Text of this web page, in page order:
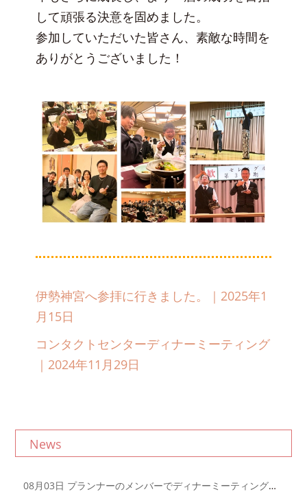
して頑張る決意を固めました。
参加していただいた皆さん、素敵な時間を
ありがとうございました！
伊勢神宮へ参拝に行きました。｜2025年1
月15日
コンタクトセンターディナーミーティング
｜2024年11月29日
News
08月03日 プランナーのメンバーでディナーミーティングを開催しました！｜2026年8月3日